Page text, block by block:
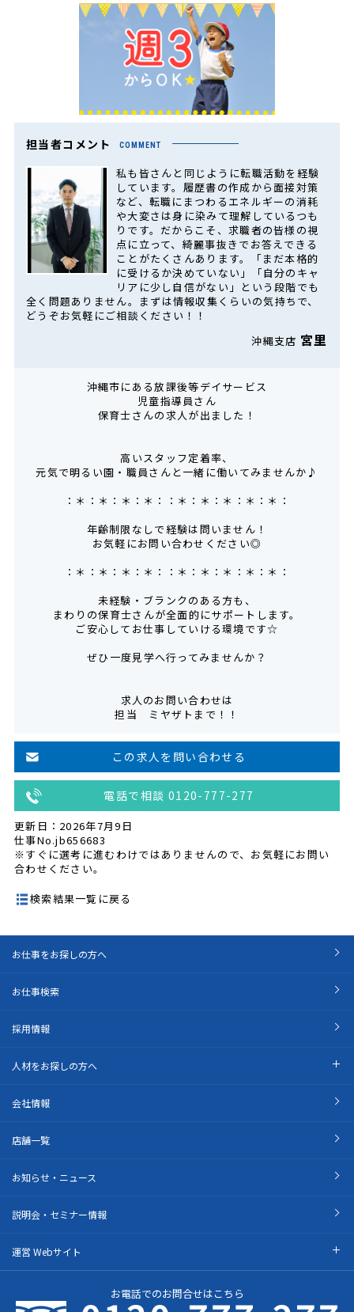
担当者コメント COMMENT
私も皆さんと同じように転職活動を経験
しています。履歴書の作成から面接対策
など、転職にまつわるエネルギーの消耗
や大変さは身に染みて理解しているつも
りです。だからこそ、求職者の皆様の視
点に立って、綺麗事抜きでお答えできる
ことがたくさんあります。「まだ本格的
に受けるか決めていない」「自分のキャ
リアに少し自信がない」という段階でも
全く問題ありません。まずは情報収集くらいの気持ちで、
どうぞお気軽にご相談ください！！
沖縄支店 宮里
沖縄市にある放課後等デイサービス
児童指導員さん
保育士さんの求人が出ました！
高いスタッフ定着率、
元気で明るい園・職員さんと一緒に働いてみませんか♪
：＊：＊：＊：＊：：＊：＊：＊：＊：＊：
年齢制限なしで経験は問いません！
お気軽にお問い合わせください◎
：＊：＊：＊：＊：：＊：＊：＊：＊：＊：
未経験・ブランクのある方も、
まわりの保育士さんが全面的にサポートします。
ご安心してお仕事していける環境です☆
ぜひ一度見学へ行ってみませんか？
求人のお問い合わせは
担当 ミヤザトまで！！
この求人を問い合わせる
電話で相談 0120-777-277
更新日：2026年7月9日
仕事No.jb656683
※すぐに選考に進むわけではありませんので、お気軽にお問い
合わせください。
検索結果一覧に戻る
お仕事をお探しの方へ
お仕事検索
採用情報
人材をお探しの方へ
会社情報
店舗一覧
お知らせ・ニュース
説明会・セミナー情報
運営 Webサイト
お電話でのお問合せはこちら